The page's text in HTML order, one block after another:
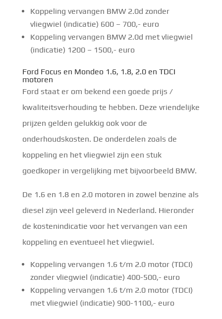
Koppeling vervangen BMW 2.0d zonder
vliegwiel (indicatie) 600 – 700,- euro
Koppeling vervangen BMW 2.0d met vliegwiel
(indicatie) 1200 – 1500,- euro
Ford Focus en Mondeo 1.6, 1.8, 2.0 en TDCI
motoren
Ford staat er om bekend een goede prijs /
kwaliteitsverhouding te hebben. Deze vriendelijke
prijzen gelden gelukkig ook voor de
onderhoudskosten. De onderdelen zoals de
koppeling en het vliegwiel zijn een stuk
goedkoper in vergelijking met bijvoorbeeld BMW.
De 1.6 en 1.8 en 2.0 motoren in zowel benzine als
diesel zijn veel geleverd in Nederland. Hieronder
de kostenindicatie voor het vervangen van een
koppeling en eventueel het vliegwiel.
Koppeling vervangen 1.6 t/m 2.0 motor (TDCI)
zonder vliegwiel (indicatie) 400-500,- euro
Koppeling vervangen 1.6 t/m 2.0 motor (TDCI)
met vliegwiel (indicatie) 900-1100,- euro